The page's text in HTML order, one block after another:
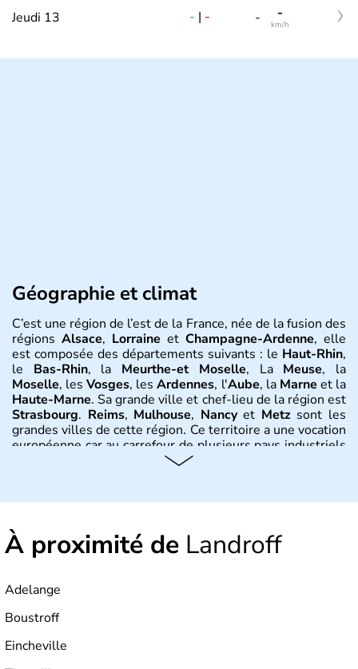
Jeudi 13 - | - - -
km/h
Géographie et climat
C’est une région de l’est de la France, née de la fusion des
régions Alsace, Lorraine et Champagne-Ardenne, elle
est composée des départements suivants : le Haut-Rhin,
le Bas-Rhin, la Meurthe-et Moselle, La Meuse, la
Moselle, lesVosges, lesArdennes, l'Aube, la Marne et la
Haute-Marne. Sa grande ville et chef-lieu de la région est
Strasbourg. Reims, Mulhouse, Nancyet Metzsont les
grandes villes de cette région. Ce territoire a une vocation
européenne car au carrefour de plusieurs pays industriels
Luxembourg
d’influence océanique enChampagne, continentale en
les Vosges
La région provient de la fusion des anciennes régions
qu’étaient l’
Son économie est portée par les échanges commerciaux
À proximité de Landroff
Adelange
Boustroff
Eincheville